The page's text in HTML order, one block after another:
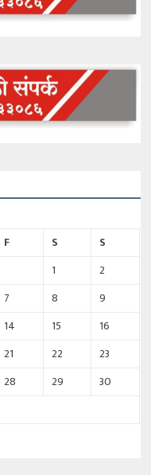
F S
S
1
2
7 8
9
14 15
16
21 22
23
28 29
30